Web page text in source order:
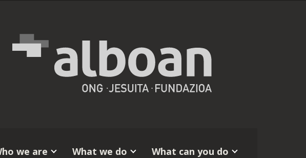
we are What we do What can you do